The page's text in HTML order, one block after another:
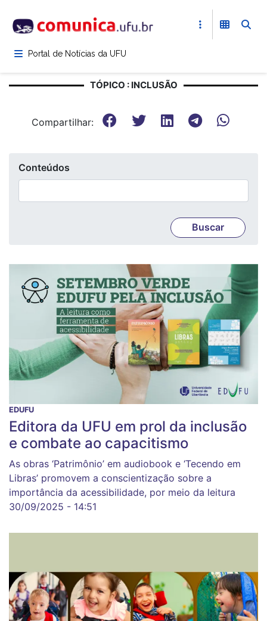
para
conteúdoPortal de Notícias da UFU
TÓPICO : INCLUSÃO
Compartilhar:
Conteúdos
EDUFU
Editora da UFU em prol da inclusão
e combate ao capacitismo
As obras ‘Patrimônio’ em audiobook e ‘Tecendo em
Libras’ promovem a conscientização sobre a
importância da acessibilidade, por meio da leitura
30/09/2025 - 14:51